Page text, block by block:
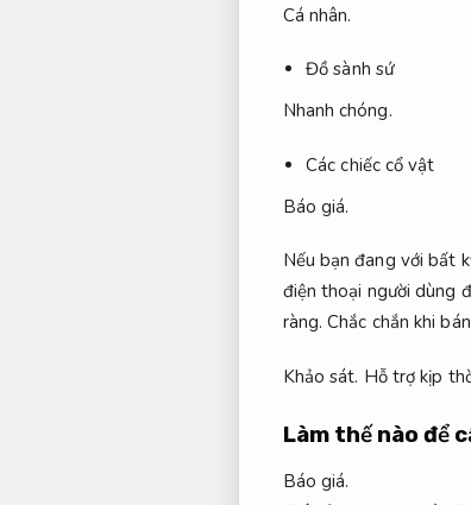
Cá nhân.
Đồ sành sứ
Nhanh chóng.
Các chiếc cổ vật
Báo giá.
Nếu bạn đang với bất
điện thoại người dùng
ràng. Chắc chắn khi
Khảo sát. Hỗ trợ kịp
Làm thế nào để
Báo giá.